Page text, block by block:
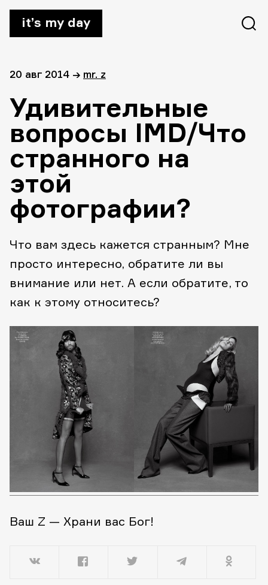
it’s my day
20 авг 2014 → mr. z
Удивительные
вопросы IMD/Что
странного на
этой
фотографии?
Что вам здесь кажется странным? Мне
просто интересно, обратите ли вы
внимание или нет. А если обратите, то
как к этому относитесь?
Ваш Z — Храни вас Бог!